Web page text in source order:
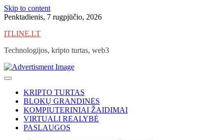
Skip to content
Penktadienis, 7 rugpjūčio, 2026
ITLINE.LT
Technologijos, kripto turtas, web3
KRIPTO TURTAS
BLOKŲ GRANDINĖS
KOMPIUTERINIAI ŽAIDIMAI
VIRTUALI REALYBĖ
PASLAUGOS